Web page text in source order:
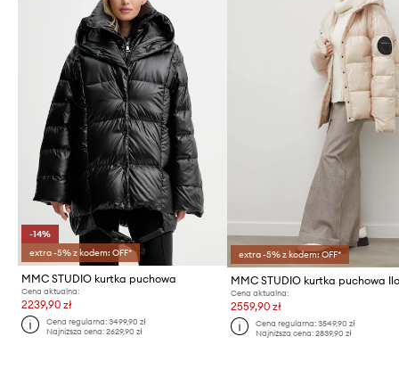
-14%
extra -5% z kodem: OFF*
MMC STUDIO kurtka puchowa
Cena aktualna:
2239,90 zł
Cena regularna:3499,90 zł
Najniższa cena:2629,90 zł
extra -5% z kodem: OFF*
MMC STUDIO kurtka puchowa
Cena aktualna:
2559,90 zł
Cena regularna: 3549,90 zł
Najniższa cena: 2839,90 zł